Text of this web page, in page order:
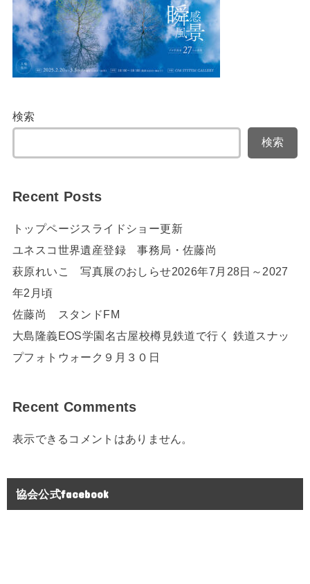
検索
検索
Recent Posts
トップページスライドショー更新
ユネスコ世界遺産登録 事務局・佐藤尚
萩原れいこ 写真展のおしらせ2026年7月28日～2027
年2月頃
佐藤尚 スタンドFM
大島隆義EOS学園名古屋校樽見鉄道で行く 鉄道スナッ
プフォトウォーク９月３０日
Recent Comments
表示できるコメントはありません。
協会公式facebook